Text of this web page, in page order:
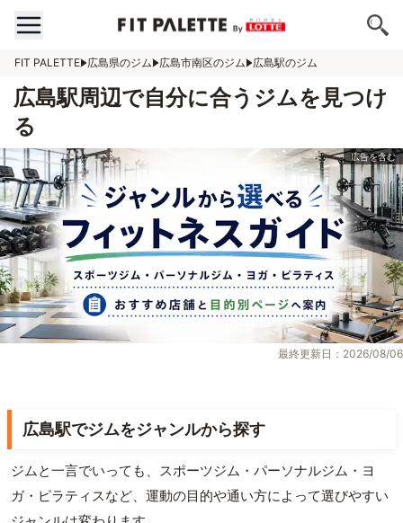
FIT PALETTE 広島県のジム 広島市南区のジム 広島駅のジム
広島駅周辺で自分に合うジムを見つけ
る
最終更新日：2026/08/06
広島駅でジムをジャンルから探す
ジムと一言でいっても、スポーツジム・パーソナルジム・ヨ
ガ・ピラティスなど、運動の目的や通い方によって選びやすい